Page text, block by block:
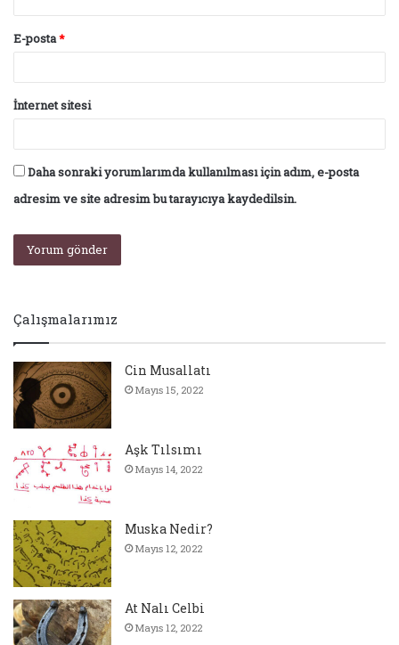
E-posta*
İnternet sitesi
Daha sonraki yorumlarımda kullanılması için adım, e-posta
adresim ve site adresim bu tarayıcıya kaydedilsin.
Çalışmalarımız
Cin Musallatı
Mayıs 15, 2022
Aşk Tılsımı
Mayıs 14, 2022
Muska Nedir?
Mayıs 12, 2022
At Nalı Celbi
Mayıs 12, 2022